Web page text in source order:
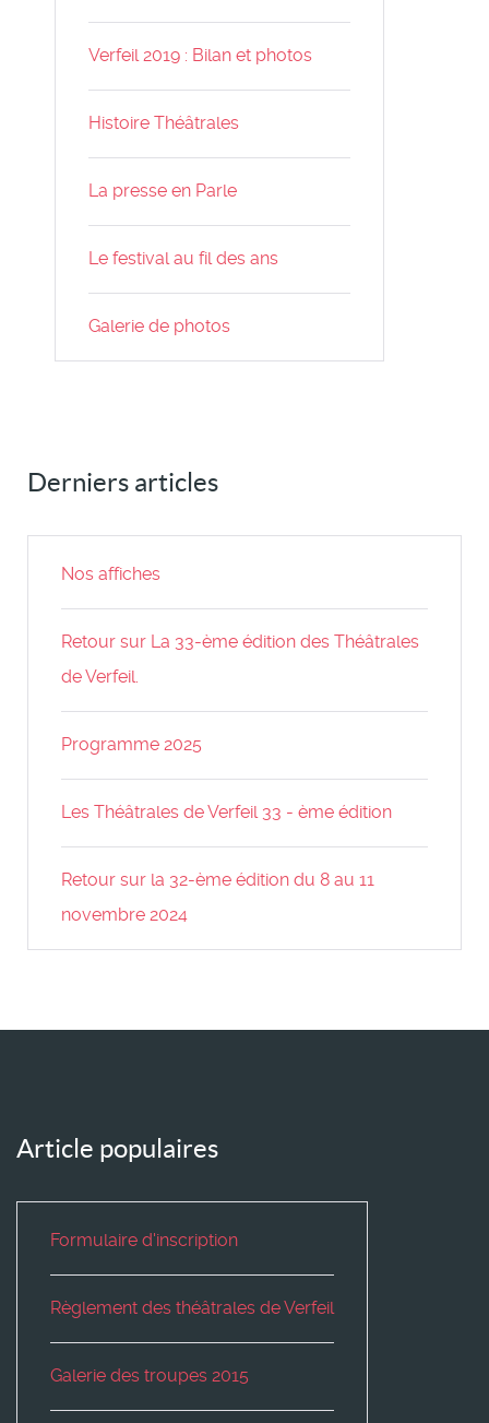
Verfeil 2019 : Bilan et photos
Histoire Théâtrales
La presse en Parle
Le festival au fil des ans
Galerie de photos
Derniers articles
Nos affiches
Retour sur La 33-ème édition des Théâtrales
de Verfeil.
Programme 2025
Les Théâtrales de Verfeil 33 - ème édition
Retour sur la 32-ème édition du 8 au 11
novembre 2024
Article populaires
Formulaire d'inscription
Règlement des théâtrales de Verfeil
Galerie des troupes 2015